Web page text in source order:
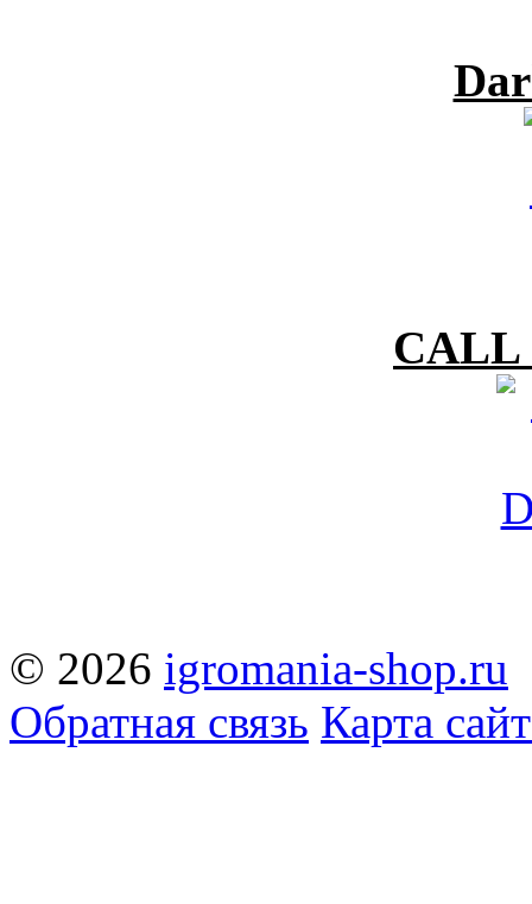
CALL
© 2026 igromania-shop.ru
Обратная связь Карта